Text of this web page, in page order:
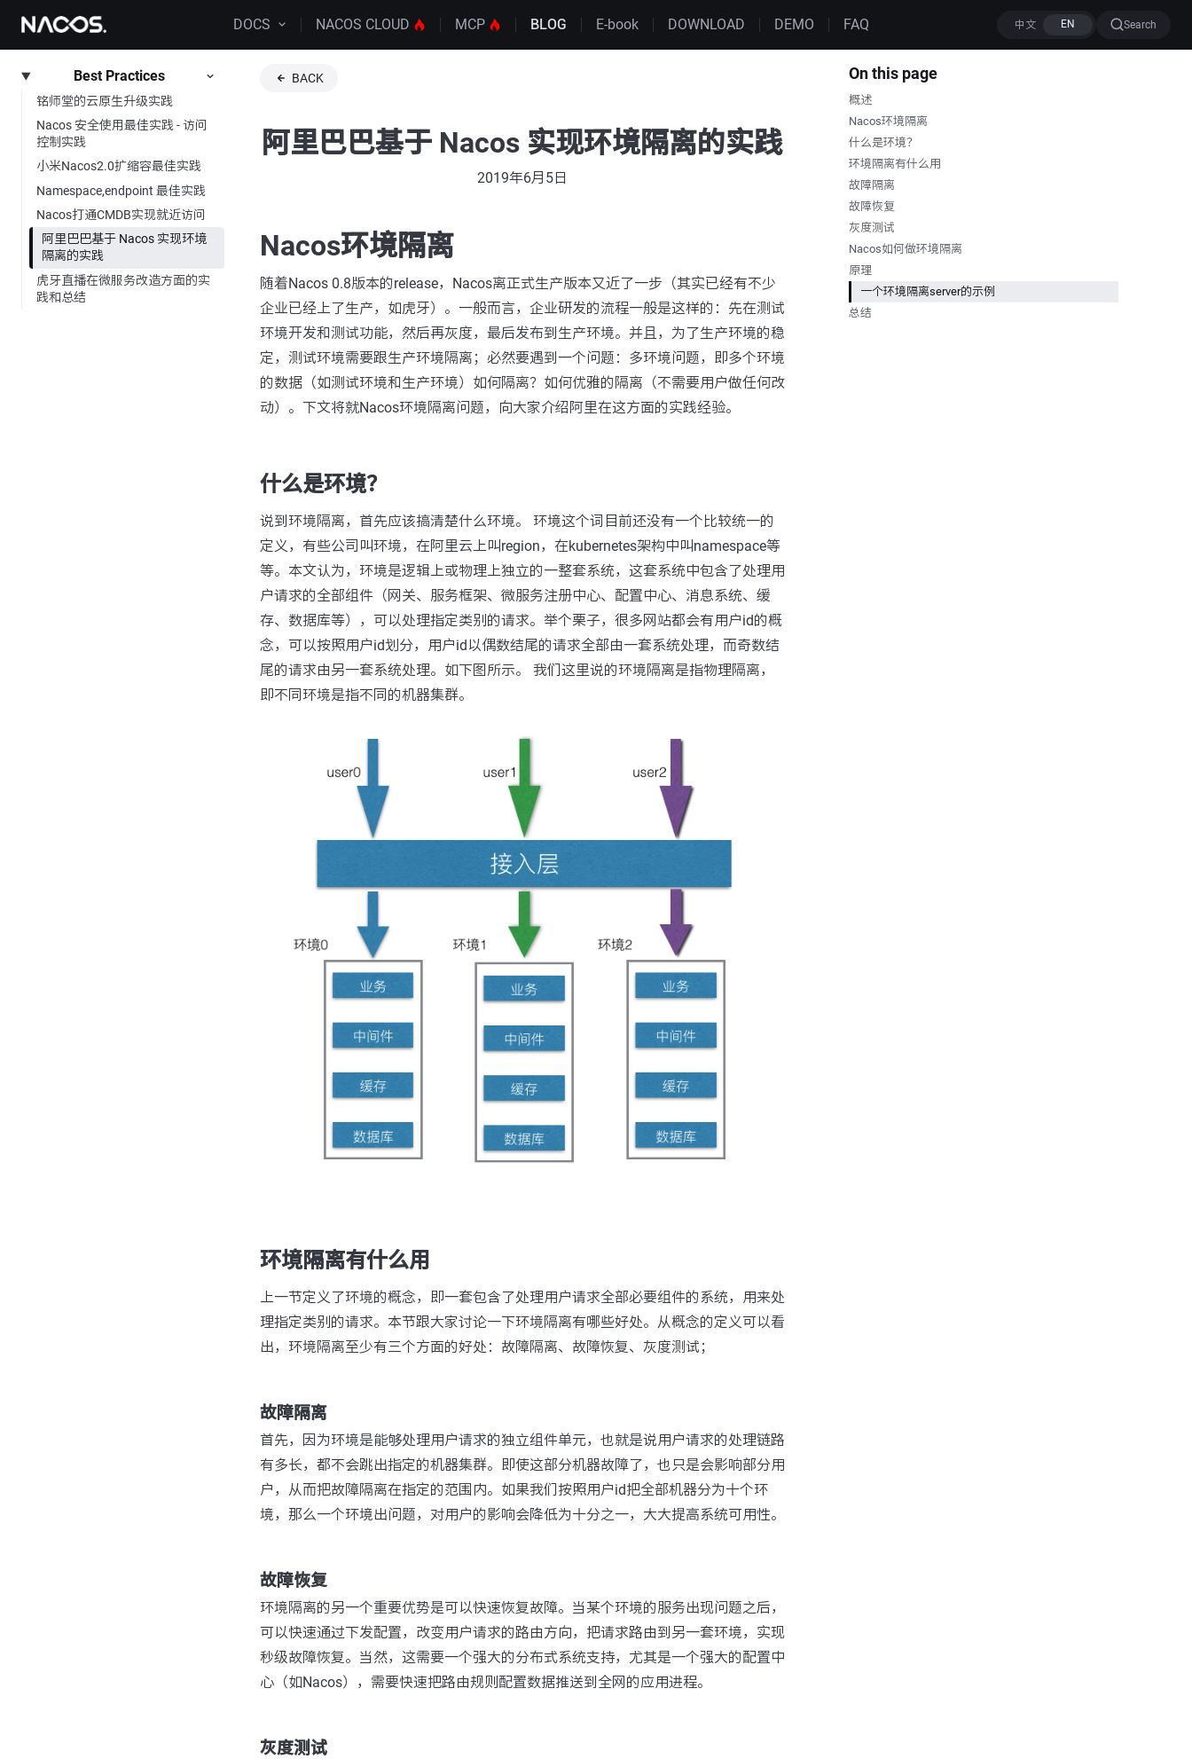
DOCS NACOS CLOUD MCP BLOG E-book DOWNLOAD DEMO FAQ Search
Best Practices
铭师堂的云原生升级实践
Nacos 安全使用最佳实践 - 访问
控制实践
小米Nacos2.0扩缩容最佳实践
Namespace,endpoint 最佳实践
Nacos打通CMDB实现就近访问
阿里巴巴基于 Nacos 实现环境
隔离的实践
虎牙直播在微服务改造方面的实
践和总结
BACK
阿里巴巴基于 Nacos 实现环境隔离的实践
2019年6月5日
Nacos环境隔离
随着Nacos 0.8版本的release，Nacos离正式生产版本又近了一步（其实已经有不少
企业已经上了生产，如虎牙）。一般而言，企业研发的流程一般是这样的：先在测试
环境开发和测试功能，然后再灰度，最后发布到生产环境。并且，为了生产环境的稳
定，测试环境需要跟生产环境隔离；必然要遇到一个问题：多环境问题，即多个环境
的数据（如测试环境和生产环境）如何隔离？如何优雅的隔离（不需要用户做任何改
动）。下文将就Nacos环境隔离问题，向大家介绍阿里在这方面的实践经验。
什么是环境？
说到环境隔离，首先应该搞清楚什么环境。 环境这个词目前还没有一个比较统一的
定义，有些公司叫环境，在阿里云上叫region，在kubernetes架构中叫namespace等
等。本文认为，环境是逻辑上或物理上独立的一整套系统，这套系统中包含了处理用
户请求的全部组件（网关、服务框架、微服务注册中心、配置中心、消息系统、缓
存、数据库等），可以处理指定类别的请求。举个栗子，很多网站都会有用户id的概
念，可以按照用户id划分，用户id以偶数结尾的请求全部由一套系统处理，而奇数结
尾的请求由另一套系统处理。如下图所示。 我们这里说的环境隔离是指物理隔离，
即不同环境是指不同的机器集群。
环境隔离有什么用
上一节定义了环境的概念，即一套包含了处理用户请求全部必要组件的系统，用来处
理指定类别的请求。本节跟大家讨论一下环境隔离有哪些好处。从概念的定义可以看
出，环境隔离至少有三个方面的好处：故障隔离、故障恢复、灰度测试；
故障隔离
首先，因为环境是能够处理用户请求的独立组件单元，也就是说用户请求的处理链路
有多长，都不会跳出指定的机器集群。即使这部分机器故障了，也只是会影响部分用
户，从而把故障隔离在指定的范围内。如果我们按照用户id把全部机器分为十个环
境，那么一个环境出问题，对用户的影响会降低为十分之一，大大提高系统可用性。
故障恢复
环境隔离的另一个重要优势是可以快速恢复故障。当某个环境的服务出现问题之后，
可以快速通过下发配置，改变用户请求的路由方向，把请求路由到另一套环境，实现
秒级故障恢复。当然，这需要一个强大的分布式系统支持，尤其是一个强大的配置中
心（如Nacos），需要快速把路由规则配置数据推送到全网的应用进程。
灰度测试
On this page
概述
Nacos环境隔离
什么是环境？
环境隔离有什么用
故障隔离
故障恢复
灰度测试
Nacos如何做环境隔离
原理
一个环境隔离server的示例
总结